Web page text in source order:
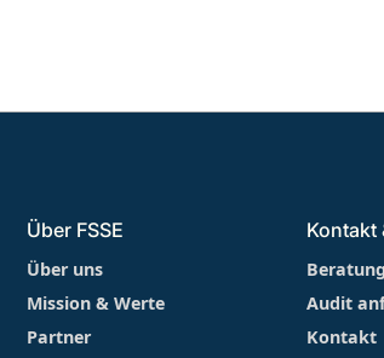
Über FSSE
Über uns
Mission & Werte
Partner
Kontakt
Audit
Kontakt